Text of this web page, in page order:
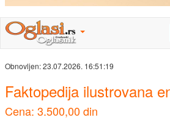
Obnovljen:23.07.2026. 16:51:19
Faktopedija ilustrovana
Cena: 3.500,00 din